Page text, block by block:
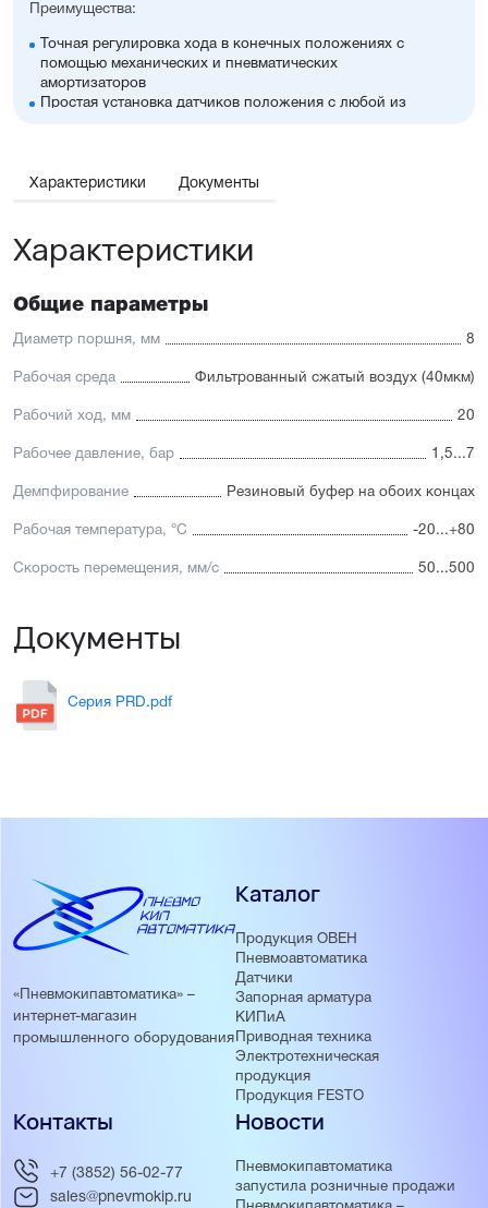
Преимущества:
Точная регулировка хода в конечных положениях с
помощью механических и пневматических
амортизаторов
Простая установка датчиков положения с любой из
Диапазон диаметров поршня: 8...25 мм
Отличительные черты:
Бесконтактный опрос положения
нержавеющей стали
Характеристики Документы
Характеристики
Общие параметры
Диаметр поршня, мм 8
Рабочая среда Фильтрованный сжатый воздух (40мкм)
Рабочий ход, мм 20
Рабочее давление, бар 1,5...7
Демпфирование Резиновый буфер на обоих концах
Рабочая температура, °C -20...+80
Скорость перемещения, мм/с 50...500
Документы
Серия PRD.pdf
«Пневмокипавтоматика» –
интернет-магазин
промышленного оборудования
Каталог
Продукция ОВЕН
Пневмоавтоматика
Датчики
Запорная арматура
КИПиА
Приводная техника
Электротехническая
продукция
Продукция FESTO
Новости
Пневмокипавтоматика
запустила розничные продажи
Контакты
+7 (3852) 56-02-77
sales@pnevmokip.ru